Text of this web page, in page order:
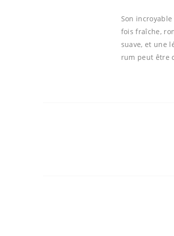
Son
fois fraîche,
suave, et une
rum peut être